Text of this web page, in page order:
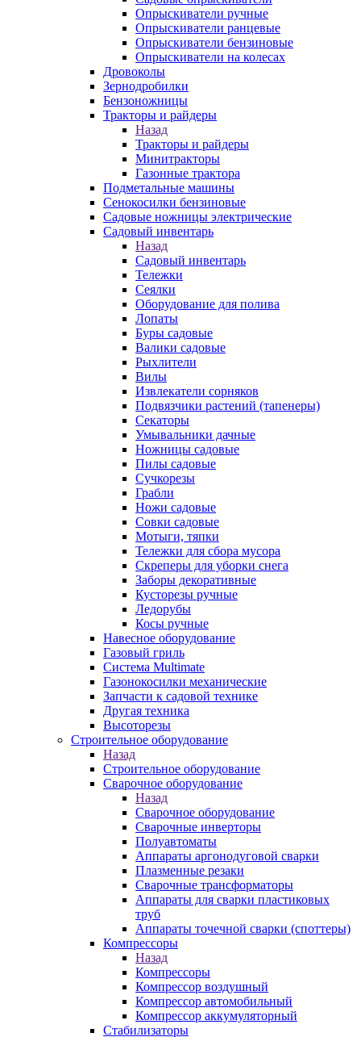
Опрыскиватели ручные
Опрыскиватели ранцевые
Опрыскиватели бензиновые
Опрыскиватели на колесах
Дровоколы
Зернодробилки
Бензоножницы
Тракторы и райдеры
Назад
Тракторы и райдеры
Минитракторы
Газонные трактора
Подметальные машины
Сенокосилки бензиновые
Садовые ножницы электрические
Садовый инвентарь
Назад
Садовый инвентарь
Тележки
Сеялки
Оборудование для полива
Лопаты
Буры садовые
Валики садовые
Рыхлители
Вилы
Извлекатели сорняков
Подвязчики растений (тапенеры)
Секаторы
Умывальники дачные
Ножницы садовые
Пилы садовые
Сучкорезы
Грабли
Ножи садовые
Совки садовые
Мотыги, тяпки
Тележки для сбора мусора
Скреперы для уборки снега
Заборы декоративные
Кусторезы ручные
Ледорубы
Косы ручные
Навесное оборудование
Газовый гриль
Система Multimate
Газонокосилки механические
Запчасти к садовой технике
Другая техника
Высоторезы
Строительное оборудование
Назад
Строительное оборудование
Сварочное оборудование
Назад
Сварочное оборудование
Сварочные инверторы
Полуавтоматы
Аппараты аргонодуговой сварки
Плазменные резаки
Сварочные трансформаторы
Аппараты для сварки пластиковых
труб
Аппараты точечной сварки (споттеры)
Компрессоры
Назад
Компрессоры
Компрессор воздушный
Компрессор автомобильный
Компрессор аккумуляторный
Стабилизаторы